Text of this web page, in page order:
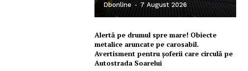
Dbonline - 7 August 2026
Alertă pe drumul spre mare! Obiecte
metalice aruncate pe carosabil.
Avertisment pentru șoferii care circulă pe
Autostrada Soarelui